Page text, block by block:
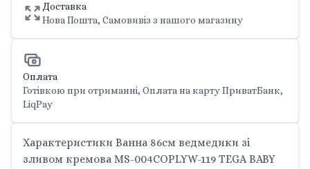
Доставка
Нова Пошта, Самовивіз з нашого магазину
Оплата
Готівкою при отриманні, Оплата на карту ПриватБанк,
LiqPay
Характеристики Ванна 86см ведмедики зі
зливом кремова MS-004COPLYW-119 TEGA BABY